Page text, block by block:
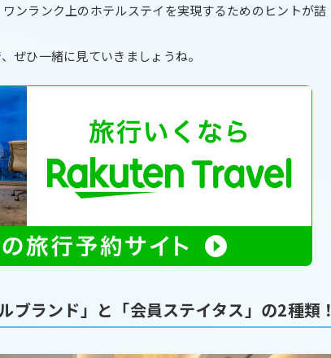
ンランク上のホテルステイを実現するためのヒントが詰
ぜひ一緒に見ていきましょうね。
ブランド」と「会員ステイタス」の2種類！